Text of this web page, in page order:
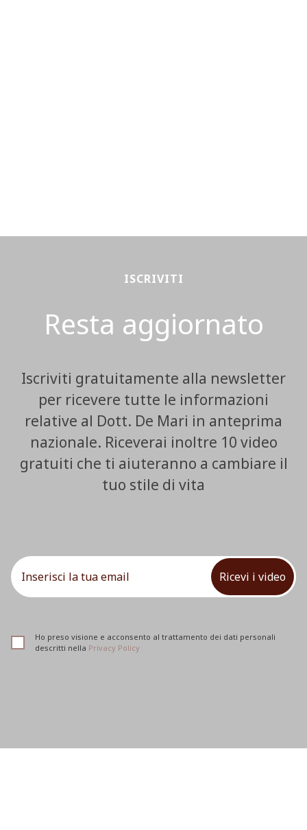
ISCRIVITI
Resta aggiornato
Iscriviti gratuitamente alla newsletter
per ricevere tutte le informazioni
relative al Dott. De Mari in anteprima
nazionale. Riceverai inoltre 10 video
gratuiti che ti aiuteranno a cambiare il
tuo stile di vita
Ricevi i video
Ho preso visione e acconsento al trattamento dei dati personali
descritti nella Privacy Policy